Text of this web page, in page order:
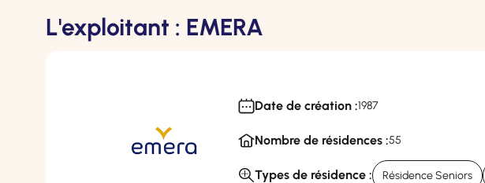
L'exploitant : EMERA
Date de création :1987
Nombre de résidences :55
Types de résidence : Résidence Seniors